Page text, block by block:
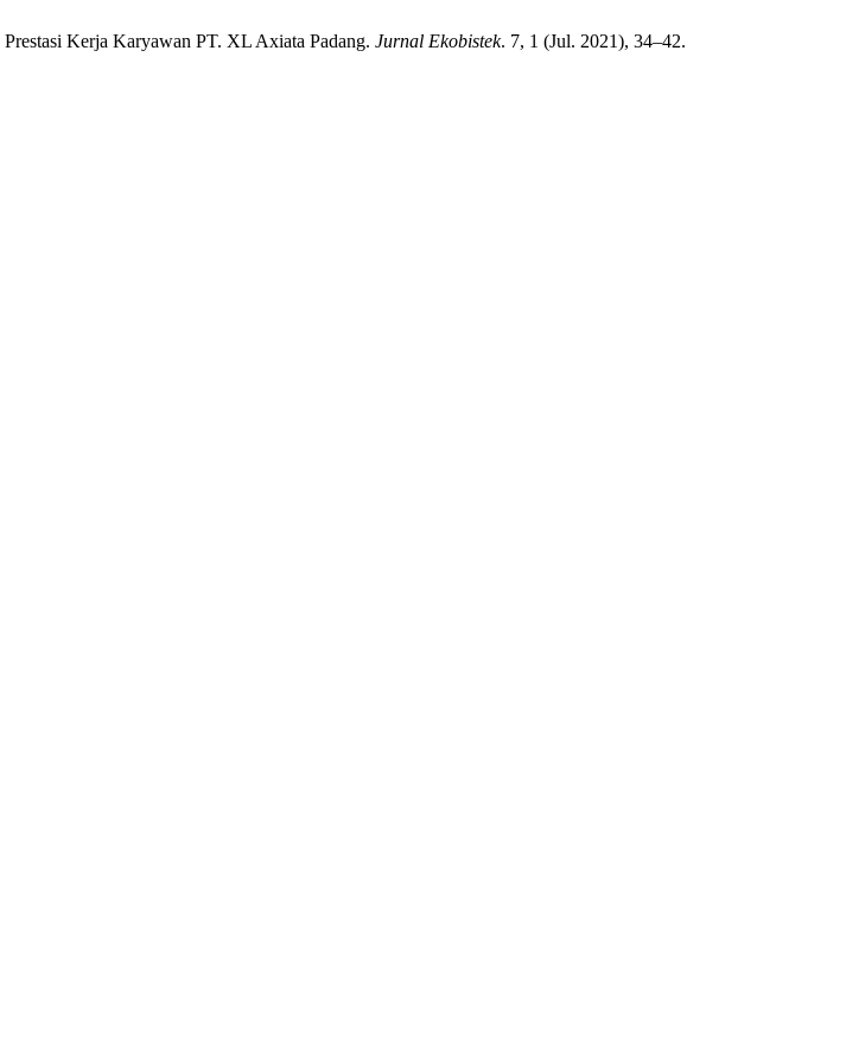
Kerja Karyawan PT. XL Axiata Padang. Jurnal Ekobistek. 7, 1 (Jul. 2021), 34–42.